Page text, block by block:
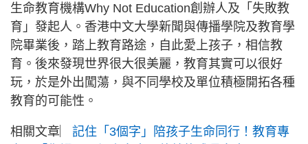
生命教育機構Why Not Education創辦人及「失敗教
育」發起人。香港中文大學新聞與傳播學院及教育學
院畢業後，踏上教育路途，自此愛上孩子，相信教
育。後來發現世界很大很美麗，教育其實可以很好
玩，於是外出闖蕩，與不同學校及單位積極開拓各種
教育的可能性。
相關文章︳ 記住「3個字」陪孩子生命同行！教育專